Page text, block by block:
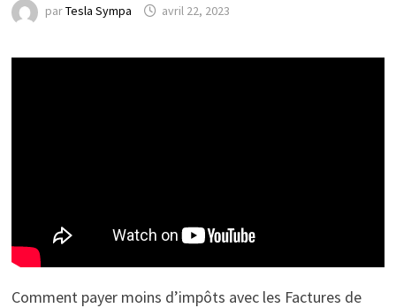
parTesla Sympa avril 22, 2023
Comment payer moins d’impôts avec les Factures de